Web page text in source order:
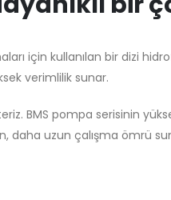
için kullanılan bir dizi
verimlilik sunar.
BMS pompa serisinin
daha uzun çalışma ömrü